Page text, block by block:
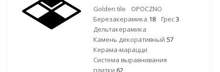
Golden tile
OPOCZNO
Березакерамика 18 Грес3
Дельтакерамика
Камень декоративный 57
Керама-марацци
Система выравнивания
плитки 62